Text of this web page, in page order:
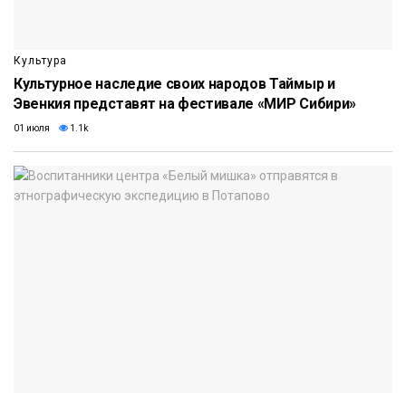
Культура
Культурное наследие своих народов Таймыр и
Эвенкия представят на фестивале «МИР Сибири»
01 июля 1.1k